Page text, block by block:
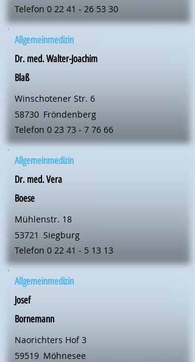
Telefon 0 22 41 - 26 53 30
Allgemeinmedizin
Dr. med. Walter-Joachim
Blaß
Winschotener Str. 6
58730 Fröndenberg
Telefon 0 23 73 - 7 76 66
Allgemeinmedizin
Dr. med. Vera
Boese
Mühlenstr. 18
53721 Siegburg
Telefon 0 22 41 - 5 13 13
Allgemeinmedizin
Josef
Bornemann
Naorichters Hof 3
59519 Möhnesee